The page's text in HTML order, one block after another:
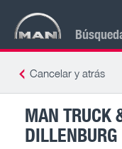
Cancelar y atrás
MAN TRUCK
DILLENBURG